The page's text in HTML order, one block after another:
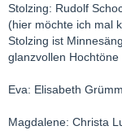
Stolzing: Rudolf
(hier möchte ich mal
Stolzing ist
glanzvollen Hochtöne
Eva: Elisabeth
Magdalene: Christa